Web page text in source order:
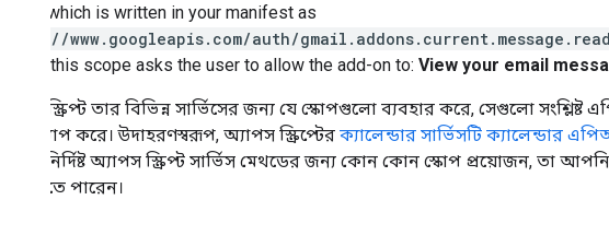
scope, which is written in your manifest as
https://www.googleapis.com/auth/
on with this scope asks the user to allow the add-on to: View your email
অ্যাপস স্ক্রিপ্ট তার বিভিন্ন সার্ভিসের জন্য যে স্কোপগুলো ব্যবহার করে, সেগুলো
ওভারল্যাপ করে। উদাহরণস্বরূপ, অ্যাপস স্ক্রিপ্টের ক্যালেন্ডার সার্ভিসটি ক্যালেন্ডার
কোনো নির্দিষ্ট অ্যাপস স্ক্রিপ্ট সার্ভিস মেথডের জন্য কোন কোন স্কোপ প্রয়োজন, তা আপনি
দেখে নিতে পারেন।